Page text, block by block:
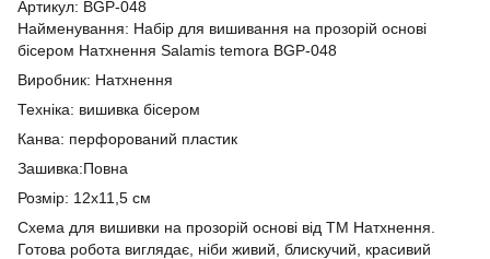
Артикул: BGP-048
Найменування: Набір для вишивання на прозорій основі
бісером Натхнення Salamis temora BGP-048
Виробник: Натхнення
Техніка: вишивка бісером
Канва: перфорований пластик
Зашивка:Повна
Розмір: 12х11,5 см
Схема для вишивки на прозорій основі від ТМ Натхнення.
Готова робота виглядає, ніби живий, блискучий, красивий